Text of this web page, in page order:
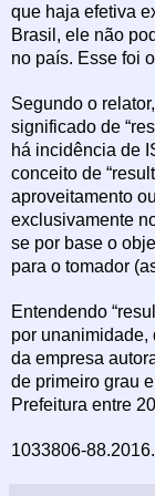
que haja efetiva
Brasil, ele não
no país. Esse foi
Segundo o
significado de
há incidência de
conceito de
aproveitamento
exclusivamente
se por base o
para o tomador
Entendendo
por
da empresa
de primeiro grau
Prefeitura entre
1033806-